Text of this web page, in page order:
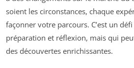
soient les circonstances, chaque
façonner votre parcours. C’est un
préparation et réflexion, mais qui
des découvertes enrichissantes.